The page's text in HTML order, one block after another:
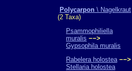
Polycarpon \ Nagelkraut
(2 Taxa)
Psammophiliella
muralis −−>
Gypsophila muralis
Rabelera holostea −−>
Stellaria holostea